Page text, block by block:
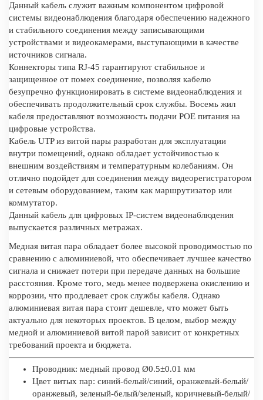
Данный кабель служит важным компонентом цифровой
системы видеонаблюдения благодаря обеспечению надежного
и стабильного соединения между записывающими
устройствами и видеокамерами, выступающими в качестве
источников сигнала.
Коннекторы типа RJ-45 гарантируют стабильное и
защищенное от помех соединение, позволяя кабелю
безупречно функционировать в системе видеонаблюдения и
обеспечивать продолжительный срок службы. Восемь жил
кабеля предоставляют возможность подачи POE питания на
цифровые устройства.
Кабель UTP из витой пары разработан для эксплуатации
внутри помещений, однако обладает устойчивостью к
внешним воздействиям и температурным колебаниям. Он
отлично подойдет для соединения между видеорегистратором
и сетевым оборудованием, таким как маршрутизатор или
коммутатор.
Данный кабель для цифровых IP-систем видеонаблюдения
выпускается различных метражах.
Медная витая пара обладает более высокой проводимостью по
сравнению с алюминиевой, что обеспечивает лучшее качество
сигнала и снижает потери при передаче данных на большие
расстояния. Кроме того, медь менее подвержена окислению и
коррозии, что продлевает срок службы кабеля. Однако
алюминиевая витая пара стоит дешевле, что может быть
актуально для некоторых проектов. В целом, выбор между
медной и алюминиевой витой парой зависит от конкретных
требований проекта и бюджета.
Проводник: медный провод Ø0.5±0.01 мм
Цвет витых пар: синий-белый/синий, оранжевый-белый/
оранжевый, зеленый-белый/зеленый, коричневый-белый/